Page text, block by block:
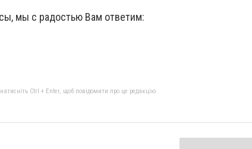
мы с радостью Вам ответим:
Ctrl + Enter, щоб повідомити про це редакцію